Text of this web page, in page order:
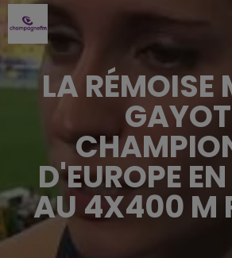
LA RÉMOISE
GAYOT
D'EUROPE
AU 4X400 M